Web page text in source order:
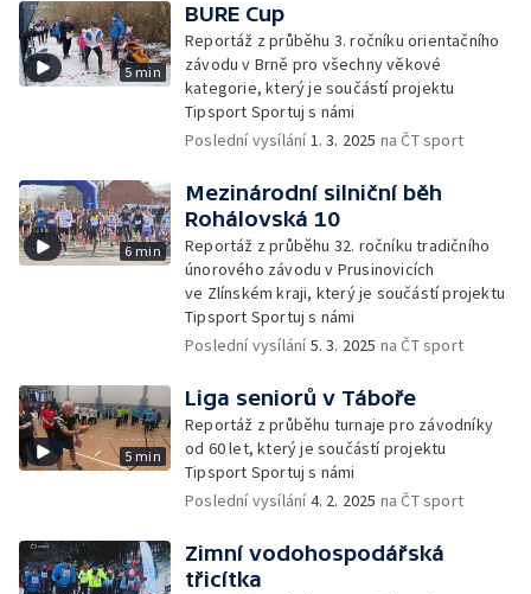
5 min
BURE Cup
Reportáž z průběhu 3. ročníku orientačního
závodu v Brně pro všechny věkové
kategorie, který je součástí projektu
Tipsport Sportuj s námi
Poslední vysílání1. 3. 2025 na ČT sport
6 min
Mezinárodní silniční běh
Rohálovská 10
Reportáž z průběhu 32. ročníku tradičního
únorového závodu v Prusinovicích
ve Zlínském kraji, který je součástí projektu
Tipsport Sportuj s námi
Poslední vysílání5. 3. 2025 na ČT sport
5 min
Liga seniorů v Táboře
Reportáž z průběhu turnaje pro závodníky
od 60 let, který je součástí projektu
Tipsport Sportuj s námi
Poslední vysílání4. 2. 2025 na ČT sport
Zimní vodohospodářská
třicítka